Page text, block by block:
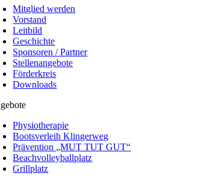
Mitglied werden
Vorstand
Leitbild
Geschichte
Sponsoren / Partner
Stellenangebote
Förderkreis
Downloads
Physiotherapie
Bootsverleih Klingerweg
Prävention „MUT TUT GUT“
Beachvolleyballplatz
Grillplatz